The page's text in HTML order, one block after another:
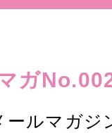
ガ
ールマガジ